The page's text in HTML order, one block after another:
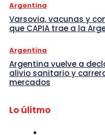
Argentina
Varsovia, vacunas y
que CAPIA trae a la
Argentina
Argentina vuelve a
alivio sanitario y
mercados
Lo úlitmo